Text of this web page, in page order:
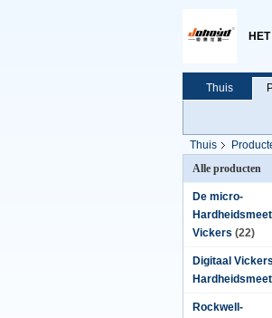
Thuis
Thuis
Alle producten
De micro-
Vickers (22)
Digitaal
Rockwell-